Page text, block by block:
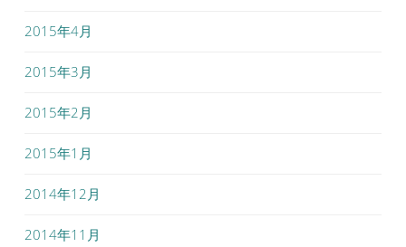
2015年4月
2015年3月
2015年2月
2015年1月
2014年12月
2014年11月